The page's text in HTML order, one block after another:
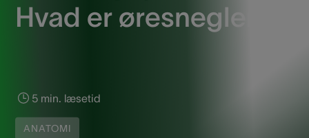
Hvad er øresneglen?
5 min. læsetid
ANATOMI